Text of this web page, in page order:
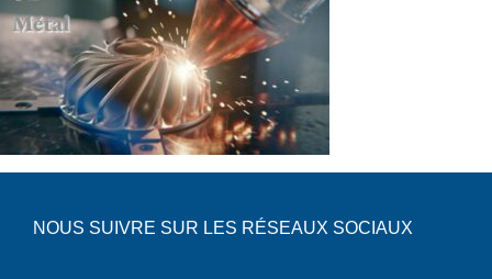
NOUS SUIVRE SUR LES RÉSEAUX SOCIAUX